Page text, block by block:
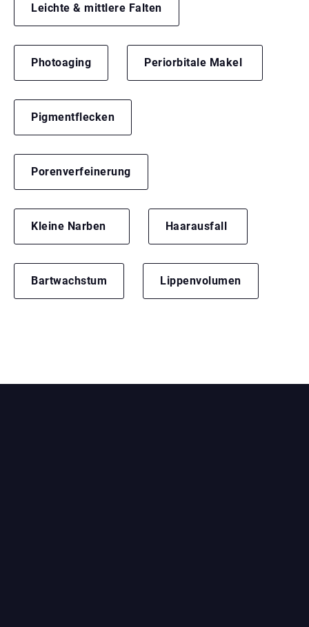
Leichte & mittlere Falten
Photoaging Periorbitale Makel
Pigmentflecken
Porenverfeinerung
Kleine Narben Haarausfall
Bartwachstum Lippenvolumen